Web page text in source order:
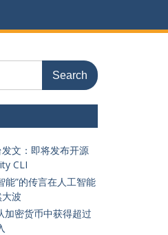
文：即将发布开源
CLI
能”的传言在人工智能
波
加密货币中获得超过